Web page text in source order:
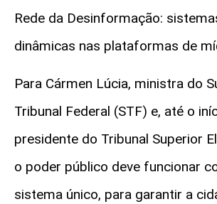
Rede da Desinformação:
dinâmicas nas plataformas de
Para Cármen Lúcia, ministra do
Tribunal Federal (STF) e, até o
presidente do Tribunal Superior
o poder público deve funcionar
sistema único, para garantir a